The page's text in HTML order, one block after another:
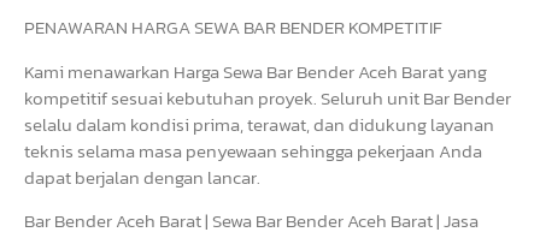
PENAWARAN HARGA SEWA BAR BENDER KOMPETITIF
Kami menawarkan Harga Sewa Bar Bender Aceh Barat yang
kompetitif sesuai kebutuhan proyek. Seluruh unit Bar Bender
selalu dalam kondisi prima, terawat, dan didukung layanan
teknis selama masa penyewaan sehingga pekerjaan Anda
dapat berjalan dengan lancar.
Bar Bender Aceh Barat | Sewa Bar Bender Aceh Barat | Jasa